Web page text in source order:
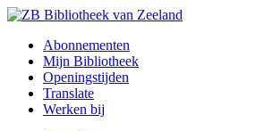
Abonnementen
Mijn Bibliotheek
Openingstijden
Translate
Werken bij